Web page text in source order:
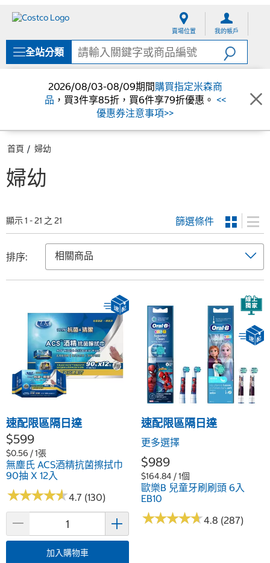
單
賣場位置 我的帳戶
全站分類
2026/08/03-08/09期間購買指定米森商
品 ，買3件享85折，買6件享79折優惠。 <<
優惠券注意事項>>
首頁 婦幼
婦幼
顯示 1 - 21 之 21 篩選條件
排序:
速配限區隔日達
$599
$0.56 / 1張
無塵氏 ACS酒精抗菌擦拭巾
90抽 X 12入
★★★★★
★★★★★4.7 (130)
加入購物車
速配限區隔日達
更多選擇
$989
$164.84 / 1個
歐樂B 兒童牙刷刷頭 6入
EB10
★★★★★
★★★★★4.8 (287)